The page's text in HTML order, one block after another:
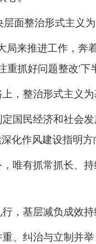
层面整治形式主义
局来推进工作，奔
重抓好问题整改'
，整治形式主义
定国民经济和社会
化作风建设指明方
唯有抓常抓长、
，基层减负成效
、纠治与立制并